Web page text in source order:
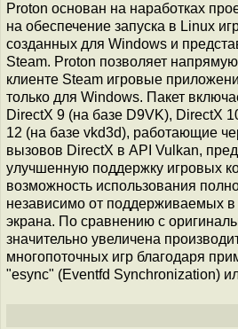
Proton основан на наработках
на обеспечение запуска в Linux
созданных для Windows и
Steam. Proton позволяет
клиенте Steam игровые
только для Windows. Пакет
DirectX 9 (на базе D9VK), DirectX
12 (на базе vkd3d), работающие
вызовов DirectX в API Vulkan,
улучшенную поддержку игровых
возможность использования
независимо от поддерживаемых
экрана. По сравнению с
значительно увеличена
многопоточных игр благодаря
"esync" (Eventfd Synchronization)